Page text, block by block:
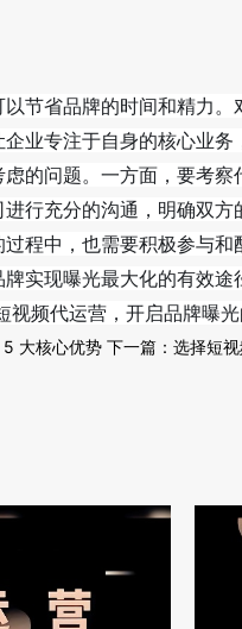
节省品牌的时间和精力
业专注于自身的核心业
的问题。一方面，要考
行充分的沟通，明确双
程中，也需要积极参与
实现曝光最大化的有效
视频代运营，开启品牌曝光
大核心优势 下一篇： 选择短